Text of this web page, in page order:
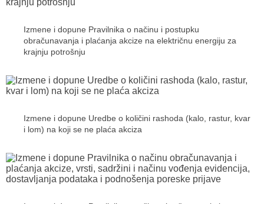
Izmene i dopune Pravilnika o načinu i postupku
obračunavanja i plaćanja akcize na električnu energiju za
krajnju potrošnju
Izmene i dopune Uredbe o količini rashoda (kalo, rastur, kvar
i lom) na koji se ne plaća akciza